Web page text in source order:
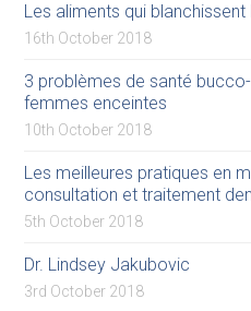
Les aliments qui
16th October 2018
3 problèmes de santé
femmes enceintes
10th October 2018
Les meilleures pratiques en
consultation et traitement
5th October 2018
Dr. Lindsey Jakubovic
3rd October 2018